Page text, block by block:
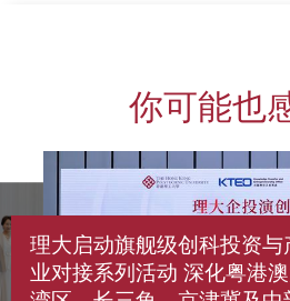
你可能也
理大启动旗舰级创科投资与
业对接系列活动 深化粤港